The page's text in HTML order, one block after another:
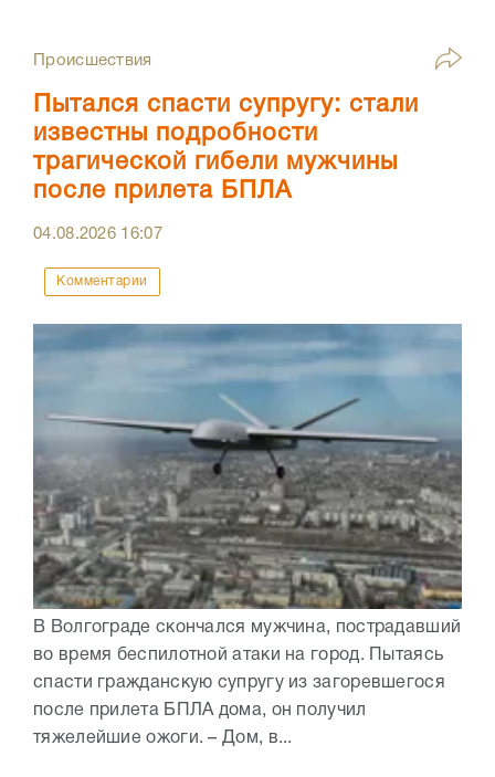
Происшествия
Пытался спасти супругу: стали
известны подробности
трагической гибели мужчины
после прилета БПЛА
04.08.2026 16:07
Комментарии
В Волгограде скончался мужчина, пострадавший
во время беспилотной атаки на город. Пытаясь
спасти гражданскую супругу из загоревшегося
после прилета БПЛА дома, он получил
тяжелейшие ожоги. – Дом, в...